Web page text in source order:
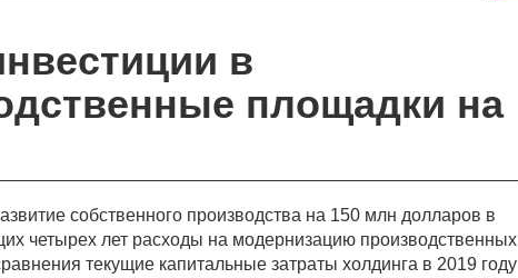
в
площадки на
собственного производства на 150 млн долларов в
четырех лет расходы на модернизацию производственных
текущие капитальные затраты холдинга в 2019 году